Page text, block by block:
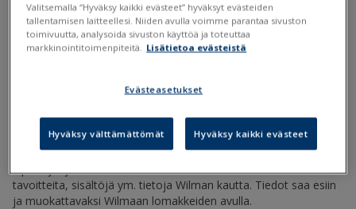
Kurssitietojen muokkaus Wilman
kautta
Päivitetty viimeksi: 4.6.2019
tavoitteita, sisältöjä ym. tietoja Wilman kautta. Tiedot saa esiin
ja muokattavaksi Wilmaan lomakkeiden avulla.
Valitsemalla “Hyväksy kaikki evästeet” hyväksyt evästeiden
tallentamisen laitteellesi. Niiden avulla voimme parantaa sivuston
toimivuutta, analysoida sivuston käyttöä ja toteuttaa
markkinointitoimenpiteitä. Lisätietoa evästeistä
Evästeasetukset
Hyväksy välttämättömät Hyväksy kaikki evästeet